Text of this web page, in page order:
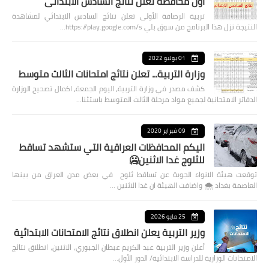
تربية الرصافة الأولى تعلن نتائج السادس الابتدائي لمشاهدة
النتيجة نزل هذا البرنامج من سوق بلي https://play.google.com/s…
01 يوليو 2022
وزارة التربية... تعلن نتائج امتحانات الثالث متوسط
كشف مصدر في وزارة التربية، اليوم الجمعة، اكمال تصحيح الوزارة
الدفاتر الامتحانية لجميع مواد مرحلة الثالث المتوسط باستثنا…
09 فبراير 2020
اليكم المحافظات العراقية التي ستشهد تساقط
للثلوج غدا الاثنين🥶
توقعت هيئة الانواء الجوية عن تساقط ثلوج في بعض مدن العراق من بينها
العاصمة بغداد ⁦🌨️⁩ واضافت الهيئة ان غدا الاثنين …
25 مايو 2026
وزير التربية يعلن انطلاق نتائج الامتحانات الابتدائية
أعلن وزير التربية عبد الكريم عبطان الجبوري، الاثنين، انطلاق نتائج
الامتحانات الوزارية للدراسة الابتدائية/ الدور الأول…